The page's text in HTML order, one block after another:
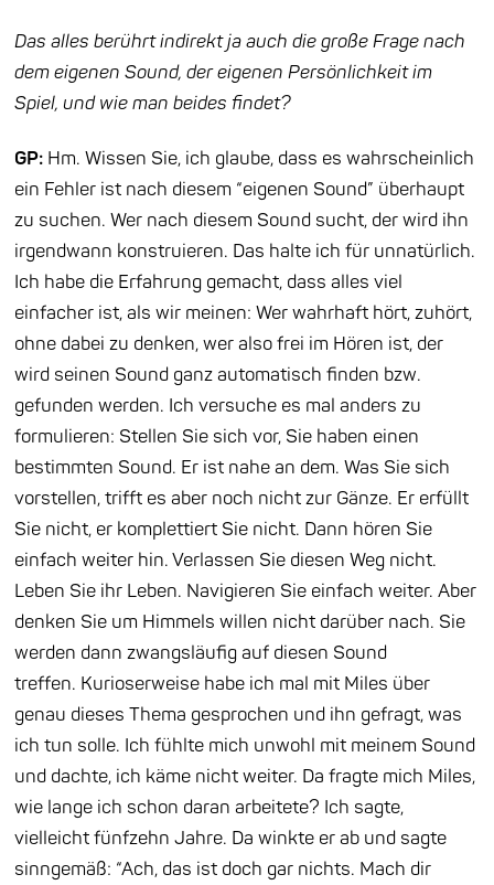
Das alles berührt indirekt ja auch die große Frage nach
dem eigenen Sound, der eigenen Persönlichkeit im
Spiel, und wie man beides findet?
GP: Hm. Wissen Sie, ich glaube, dass es wahrscheinlich
ein Fehler ist nach diesem “eigenen Sound” überhaupt
zu suchen. Wer nach diesem Sound sucht, der wird ihn
irgendwann konstruieren. Das halte ich für unnatürlich.
Ich habe die Erfahrung gemacht, dass alles viel
einfacher ist, als wir meinen: Wer wahrhaft hört, zuhört,
ohne dabei zu denken, wer also frei im Hören ist, der
wird seinen Sound ganz automatisch finden bzw.
gefunden werden. Ich versuche es mal anders zu
formulieren: Stellen Sie sich vor, Sie haben einen
bestimmten Sound. Er ist nahe an dem. Was Sie sich
vorstellen, trifft es aber noch nicht zur Gänze. Er erfüllt
Sie nicht, er komplettiert Sie nicht. Dann hören Sie
einfach weiter hin. Verlassen Sie diesen Weg nicht.
Leben Sie ihr Leben. Navigieren Sie einfach weiter. Aber
denken Sie um Himmels willen nicht darüber nach. Sie
werden dann zwangsläufig auf diesen Sound
treffen. Kurioserweise habe ich mal mit Miles über
genau dieses Thema gesprochen und ihn gefragt, was
ich tun solle. Ich fühlte mich unwohl mit meinem Sound
und dachte, ich käme nicht weiter. Da fragte mich Miles,
wie lange ich schon daran arbeitete? Ich sagte,
vielleichtfünfzehn Jahre. Da winkte er ab und sagte
sinngemäß: “Ach, das ist doch gar nichts. Mach dir